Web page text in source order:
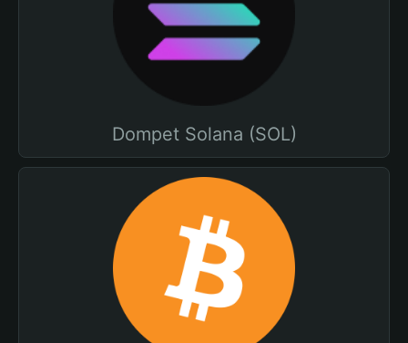
Dompet Solana (SOL)